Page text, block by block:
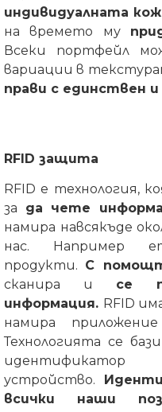
индивидуалната
на времето му
Всеки портфейл
вариации в
прави с единствен и
RFID защита
RFID е технология,
за да чете
намира навсякъде
нас. Например
продукти. С
сканира и се
информация. RFID
намира
Технологията се
устройство.
всички наши